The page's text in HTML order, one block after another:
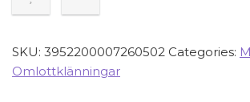
SKU: 3952200007260502 Categories:
Omlottklänningar